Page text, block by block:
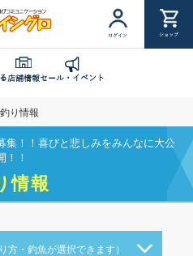
ログイン ショップ
店舗情報セール・イベント
釣り情報
集！！喜びと悲しみをみんなに大公
！！
情報
方・釣魚が選択できます）